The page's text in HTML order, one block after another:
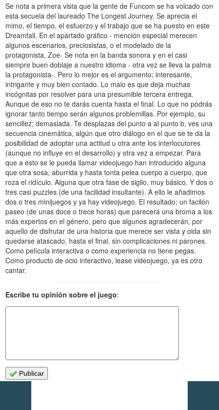
Se nota a primera vista que la gente de Funcom se ha volcado con
esta secuela del laureado The Longest Journey. Se aprecia el
mimo, el tiempo, el esfuerzo y el trabajo que se ha puesto en este
Dreamfall. En el apartado gráfico - mención especial merecen
algunos escenarios, preciosistas, o el modelado de la
protagonista, Zoe- Se nota en la banda sonora y en el casi
siempre buen doblaje a nuestro idioma - otra vez se lleva la palma
la protagonista-. Pero lo mejor es el argumento; interesante,
intrigante y muy bien contado. Lo malo es que deja muchas
incógnitas por resolver para una presumible tercera entrega.
Aunque de eso no te darás cuenta hasta el final. Lo que no podrás
ignorar tanto tiempo serán algunos problemillas. Por ejemplo, su
sencillez; demasiada. Te desplazas del punto a al punto b, ves una
secuencia cinemática, algún que otro diálogo en el que se te da la
posibilidad de adoptar una actitud u otra ante los interlocutores
(aunque no influye en el desarrollo) y otra vez a empezar. Para
que a esto se le pueda llamar videojuego han introducido alguna
que otra sosa, aburrida y hasta tonta pelea cuerpo a cuerpo, que
roza el ridículo. Alguna que otra fase de sigilo, muy básico. Y dos o
tres casi puzzles (de una facilidad insultante). A ello le añadimos
dos o tres minijuegos y ya hay videojuego. El resultado; un facilón
paseo (de unas doce o trece horas) que parecerá una broma a los
más expertos en el género, pero que algunos agradecerán, por
aquello de disfrutar de una historia que merece ser vista y oida sin
quedarse atascado, hasta el final, sin complicaciones ni parones.
Como película interactiva o como experiencia no tiene pegas.
Como producto de ocio interactivo, lease videojuego, ya es otro
cantar.
Escribe tu opinión sobre el juego:
Publicar